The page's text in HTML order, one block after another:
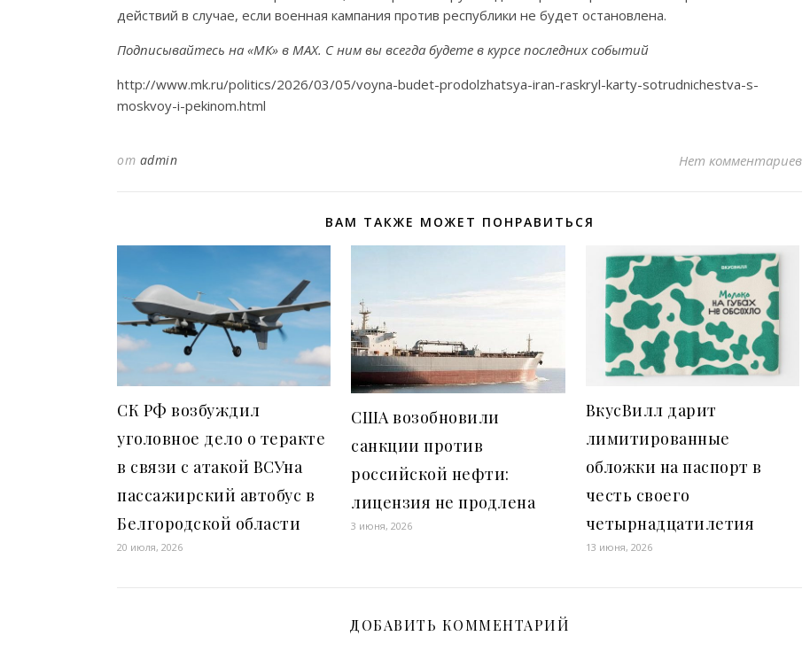
действий в случае, если военная кампания против республики не будет остановлена.
Подписывайтесь на «МК» в MAX. С ним вы всегда будете в курсе последних событий
http://www.mk.ru/politics/2026/03/05/voyna-budet-prodolzhatsya-iran-raskryl-karty-sotrudnichestva-s-
moskvoy-i-pekinom.html
от admin Нет комментариев
ВАМ ТАКЖЕ МОЖЕТ ПОНРАВИТЬСЯ
СК РФ возбуждил
уголовное дело о теракте
в связи с атакой ВСУна
пассажирский автобус в
Белгородской области
20 июля, 2026
США возобновили
санкции против
российской нефти:
лицензия не продлена
3 июня, 2026
ВкусВилл дарит
лимитированные
обложки на паспорт в
честь своего
четырнадцатилетия
13 июня, 2026
ДОБАВИТЬ КОММЕНТАРИЙ